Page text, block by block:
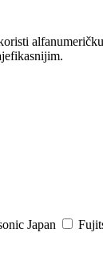
Japan